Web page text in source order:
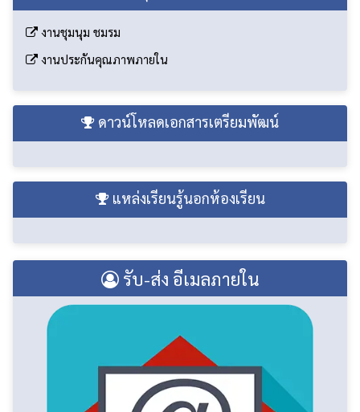
งานชุมนุม ชมรม
งานประกันคุณภาพภายใน
ดาวน์โหลดเอกสารเตรียมพัฒน์
แหล่งเรียนรู้นอกห้องเรียน
รับ-ส่ง อีเมลภายใน